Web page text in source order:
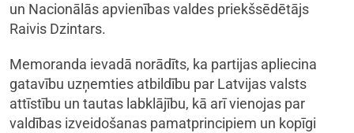
un Nacionālās apvienības valdes priekšsēdētājs
Raivis Dzintars.
Memoranda ievadā norādīts, ka partijas apliecina
gatavību uzņemties atbildību par Latvijas valsts
attīstību un tautas labklājību, kā arī vienojas par
valdības izveidošanas pamatprincipiem un kopīgi